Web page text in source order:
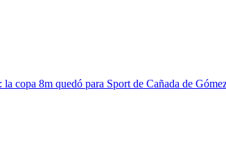
copa 8m quedó para Sport de Cañada de